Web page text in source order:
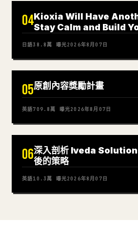
04Kioxia Will Have
Stay Calm and Build
日語38.8萬 曝光2026年8月07日
05原創內容獎勵計畫
英語709.8萬 曝光2026年8月07日
06深入剖析 Iveda
後的策略
英語10.3萬 曝光2026年8月07日